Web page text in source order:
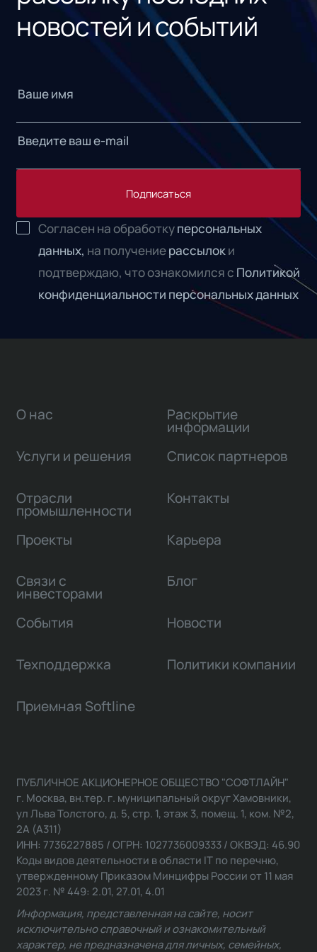
новостей и событий
Подписаться
Согласен на обработкуперсональных
данных, на получениерассылоки
подтверждаю, что ознакомился с Политикой
конфиденциальности персональных данных
О нас
Услуги и решения
Отрасли
промышленности
Проекты
Связи с
инвесторами
Раскрытие
информации
Список партнеров
Контакты
Карьера
Блог
События Новости
Техподдержка Политики компании
Приемная Softline
ПУБЛИЧНОЕ АКЦИОНЕРНОЕ ОБЩЕСТВО "СОФТЛАЙН"
г. Москва, вн.тер. г. муниципальный округ Хамовники,
ул Льва Толстого, д. 5, стр. 1, этаж 3, помещ. 1, ком. №2,
2А (А311)
ИНН: 7736227885 / ОГРН: 1027736009333 / ОКВЭД: 46.90
Коды видов деятельности в области IT по перечню,
утвержденному Приказом Минцифры России от 11 мая
2023 г. № 449: 2.01, 27.01, 4.01
Информация, представленная на сайте, носит
исключительно справочный и ознакомительный
характер, не предназначена для личных, семейных,